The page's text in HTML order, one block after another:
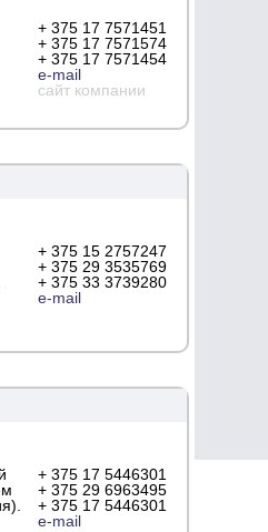
+ 375 17 7571451
+ 375 17 7571574
+ 375 17 7571454
e-mail
сайт компании
+ 375 15 2757247
+ 375 29 3535769
+ 375 33 3739280
e-mail
+ 375 17 5446301
+ 375 29 6963495
+ 375 17 5446301
e-mail